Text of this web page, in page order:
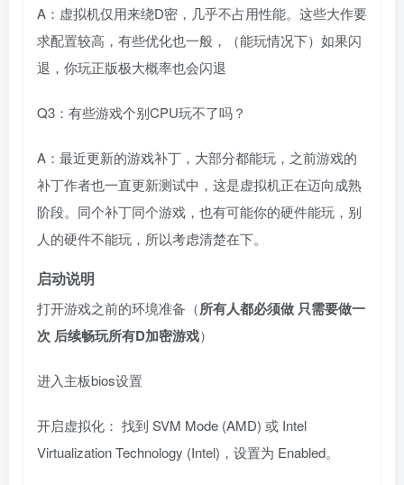
A：虚拟机仅用来绕D密，几乎不占用性能。这些大作要
求配置较高，有些优化也一般，（能玩情况下）如果闪
退，你玩正版极大概率也会闪退
Q3：有些游戏个别CPU玩不了吗？
A：最近更新的游戏补丁，大部分都能玩，之前游戏的
补丁作者也一直更新测试中，这是虚拟机正在迈向成熟
阶段。同个补丁同个游戏，也有可能你的硬件能玩，别
人的硬件不能玩，所以考虑清楚在下。
启动说明
打开游戏之前的环境准备（所有人都必须做 只需要做一
次 后续畅玩所有D加密游戏）
进入主板bios设置
开启虚拟化： 找到 SVM Mode (AMD) 或 Intel
Virtualization Technology (Intel)，设置为 Enabled。